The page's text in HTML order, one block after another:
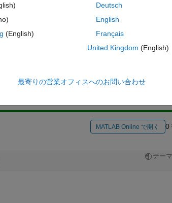
サインインしてアクティ
MATLAB Online で開く 0
テーマ
(English)
Deutsch
English
Français
United Kingdom (English)
最寄りの営業オフィスへのお問い合わせ